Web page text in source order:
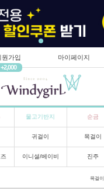
원가입
+2,000
마이페이지
물고기반지 순금
귀걸이 목걸이
이니셜/베이비 진주
목걸이